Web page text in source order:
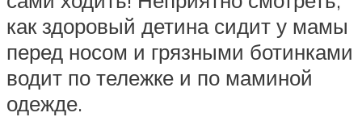
как здоровый детина сидит у мамы
перед носом и грязными ботинками
водит по тележке и по маминой
одежде.